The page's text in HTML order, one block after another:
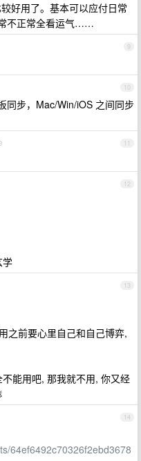
好用了。基本可以应付日常
不正常全看运气……
9
10
同步，Mac/Win/iOS 之间同步
11
12
学
13
之前要心里自己和自己博弈,
能用吧, 那我就不用, 你又经
14
64ef6492c70326f2ebd3678